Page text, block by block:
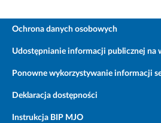
Ochrona danych osobowych
Udostępnianie informacji publicznej na
Ponowne wykorzystywanie informacji
Deklaracja dostępności
Instrukcja BIP MJO